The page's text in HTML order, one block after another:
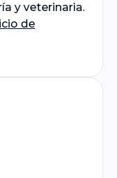
y veterinaria.
de